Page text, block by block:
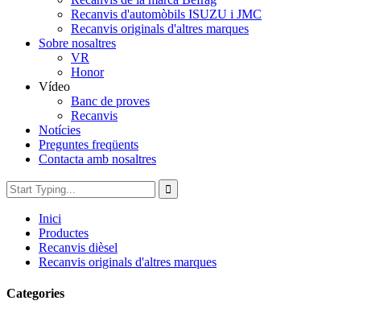
Recanvis d'automòbils ISUZU i JMC
Recanvis originals d'altres marques
Sobre nosaltres
VR
Honor
Vídeo
Banc de proves
Recanvis
Notícies
Preguntes freqüents
Contacta amb nosaltres
Inici
Productes
Recanvis dièsel
Recanvis originals d'altres marques
Categories